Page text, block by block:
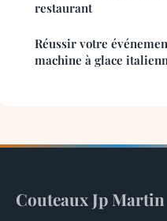
restaurant
Réussir votre
machine à glace
Couteaux Jp Martin